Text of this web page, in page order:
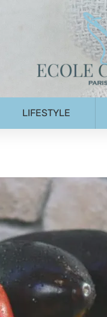
LIFESTYLE